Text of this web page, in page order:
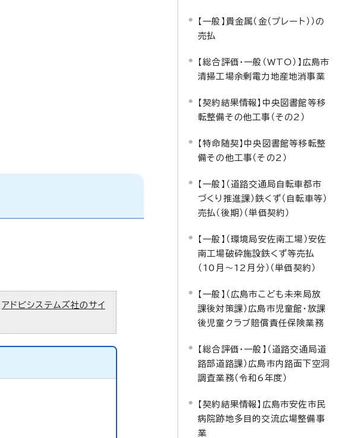
アドビシステムズ社のサイ
【一般】貴金属（金（プレート））の
売払
【総合評価・一般（WTO）】広島市
清掃工場余剰電力地産地消事業
【契約結果情報】中央図書館等移
転整備その他工事（その2）
【特命随契】中央図書館等移転整
備その他工事（その2）
【一般】（道路交通局自転車都市
づくり推進課）鉄くず（自転車等）
売払（後期）（単価契約）
【一般】（環境局安佐南工場）安佐
南工場破砕施設鉄くず等売払
（10月～12月分）（単価契約）
【一般】（広島市こども未来局放
課後対策課）広島市児童館・放課
後児童クラブ賠償責任保険業務
【総合評価・一般】（道路交通局道
路部道路課）広島市内路面下空洞
調査業務（令和6年度）
【契約結果情報】広島市安佐市民
病院跡地多目的交流広場整備事
業